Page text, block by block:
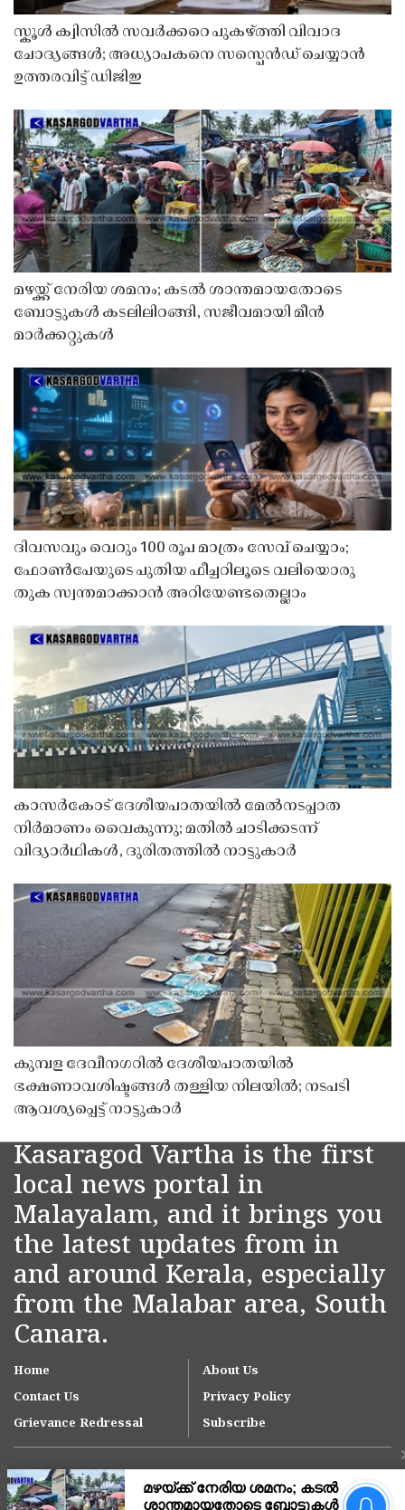
സ്കൂൾ ക്വിസിൽ സവർക്കറെ പുകഴ്ത്തി വിവാദ
ചോദ്യങ്ങൾ; അധ്യാപകനെ സസ്പെൻഡ് ചെയ്യാൻ
ഉത്തരവിട്ട് ഡിജിഇ
മഴയ്ക്ക് നേരിയ ശമനം; കടൽ ശാന്തമായതോടെ
ബോട്ടുകൾ കടലിലിറങ്ങി, സജീവമായി മീൻ
മാർക്കറ്റുകൾ
ദിവസവും വെറും 100 രൂപ മാത്രം സേവ് ചെയ്യാം;
ഫോൺപേയുടെ പുതിയ ഫീച്ചറിലൂടെ വലിയൊരു
തുക സ്വന്തമാക്കാൻ അറിയേണ്ടതെല്ലാം
കാസർകോട് ദേശീയപാതയിൽ മേൽനടപ്പാത
നിർമാണം വൈകുന്നു; മതിൽ ചാടിക്കടന്ന്
വിദ്യാർഥികൾ, ദുരിതത്തിൽ നാട്ടുകാർ
കുമ്പള ദേവീനഗറിൽ ദേശീയപാതയിൽ
ഭക്ഷണാവശിഷ്ടങ്ങൾ തള്ളിയ നിലയിൽ; നടപടി
ആവശ്യപ്പെട്ട് നാട്ടുകാർ
Kasaragod Vartha is the first
local news portal in
Malayalam, and it brings you
the latest updates from in
and around Kerala, especially
from the Malabar area, South
Canara.
Home
About Us
Contact Us
Privacy Policy
Grievance Redressal
Subscribe
സ്കൂൾ ക്വിസിൽ സവർക്കറെ